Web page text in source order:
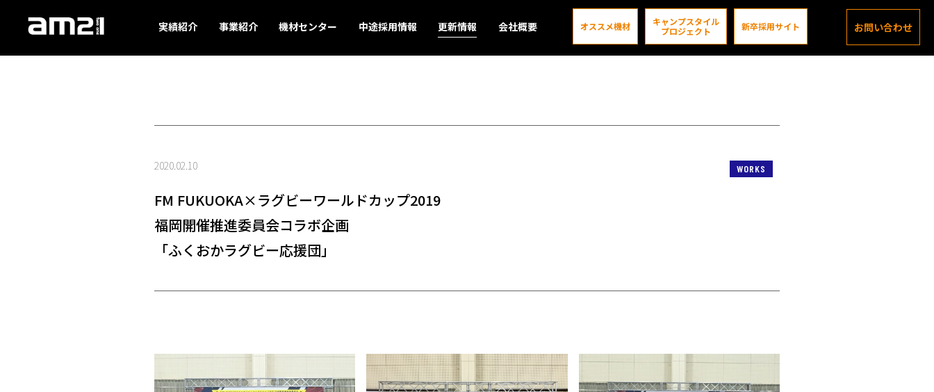
実績紹介 事業紹介 機材センター 中途採用情報 更新情報 会社概要 オススメ機材
キャンプスタイル
プロジェクト
新卒採用サイト お問い合わせ
更新情報
2020.02.10 WORKS
FM FUKUOKA×ラグビーワールドカップ2019
福岡開催推進委員会コラボ企画
「ふくおかラグビー応援団」